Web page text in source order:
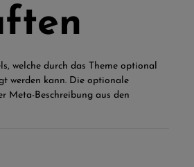
welche durch das Theme optional
werden kann. Die optionale
Meta-Beschreibung aus den